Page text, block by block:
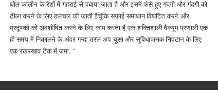
घोल कालीन के रेशों में गहराई से दबाया जाता है और इसमें फंसे हुए गंदगी और गंदगी को
ढीला करने के लिए हलचल की जाती हैचूंकि सफाई समाधान विघटित करने और
प्रदूषकों को अवशोषित करने के लिए काम करता है,एक शक्तिशाली वैक्यूम प्रणाली एक
ही समय में निकालने के अंदर गन्दा तरल अप चूसा और सुविधाजनक निपटान के लिए
एक रखरखाव टैंक में जमा. "